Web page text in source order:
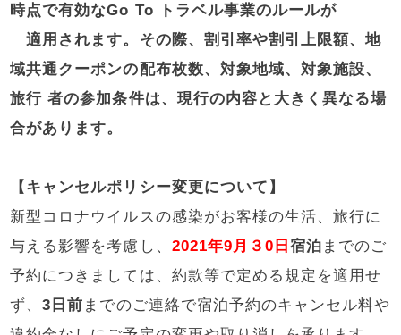
時点で有効なGo To トラベル事業のルールが
適用されます。その際、割引率や割引上限額、地
域共通クーポンの配布枚数、対象地域、対象施設、
旅行 者の参加条件は、現行の内容と大きく異なる場
合があります。
【キャンセルポリシー変更について】
新型コロナウイルスの感染がお客様の生活、旅行に
与える影響を考慮し、 2021年9月３0日宿泊 までのご
予約につきましては、約款等で定める規定を適用せ
ず、3日前 までのご連絡で宿泊予約のキャンセル料や